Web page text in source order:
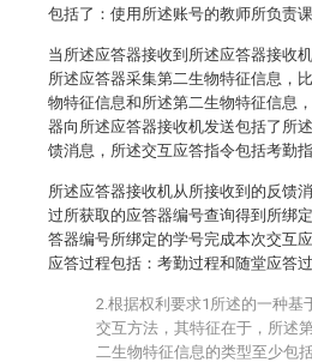
包括了：使用所述账号的教师所负责
当所述应答器接收到所述应答器接收
所述应答器采集第二生物特征信息，
物特征信息和所述第二生物特征信息
器向所述应答器接收机发送包括了所
馈消息，所述交互应答指令包括考勤
所述应答器接收机从所接收到的反馈
过所获取的应答器编号查询得到所绑
答器编号所绑定的学号完成本次交互
应答过程包括：考勤过程和随堂应答过
2.根据权利要求1所述的一种基
交互方法，其特征在于，所述
二生物特征信息的类型至少包